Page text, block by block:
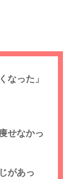
なった」
せなかっ
があっ